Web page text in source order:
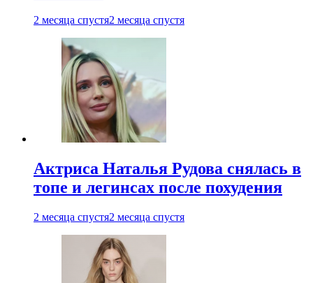
2 месяца спустя2 месяца спустя
Актриса Наталья Рудова снялась в
топе и легинсах после похудения
2 месяца спустя2 месяца спустя